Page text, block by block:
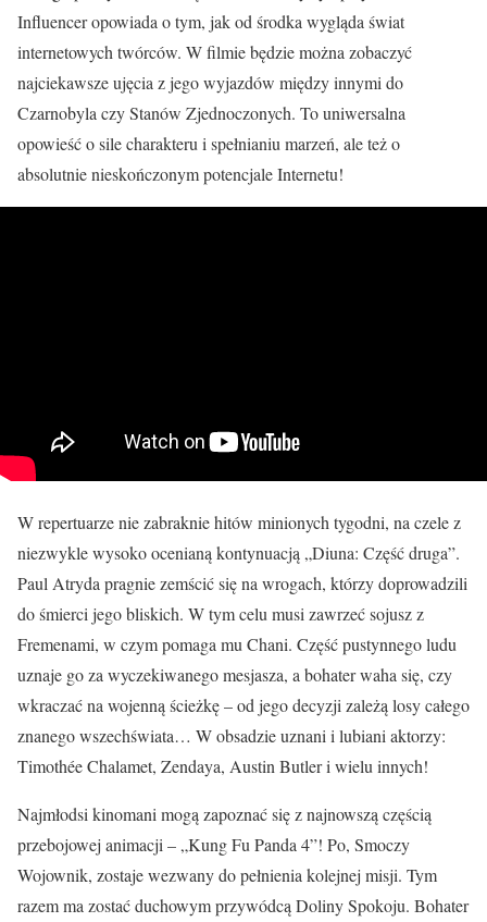
Influencer opowiada o tym, jak od środka wygląda świat
internetowych twórców. W filmie będzie można zobaczyć
najciekawsze ujęcia z jego wyjazdów między innymi do
Czarnobyla czy Stanów Zjednoczonych. To uniwersalna
opowieść o sile charakteru i spełnianiu marzeń, ale też o
absolutnie nieskończonym potencjale Internetu!
W repertuarze nie zabraknie hitów minionych tygodni, na czele z
niezwykle wysoko ocenianą kontynuacją „Diuna: Część druga”.
Paul Atryda pragnie zemścić się na wrogach, którzy doprowadzili
do śmierci jego bliskich. W tym celu musi zawrzeć sojusz z
Fremenami, w czym pomaga mu Chani. Część pustynnego ludu
uznaje go za wyczekiwanego mesjasza, a bohater waha się, czy
wkraczać na wojenną ścieżkę – od jego decyzji zależą losy całego
znanego wszechświata… W obsadzie uznani i lubiani aktorzy:
Timothée Chalamet, Zendaya, Austin Butler i wielu innych!
Najmłodsi kinomani mogą zapoznać się z najnowszą częścią
przebojowej animacji – „Kung Fu Panda 4”! Po, Smoczy
Wojownik, zostaje wezwany do pełnienia kolejnej misji. Tym
razem ma zostać duchowym przywódcą Doliny Spokoju. Bohater